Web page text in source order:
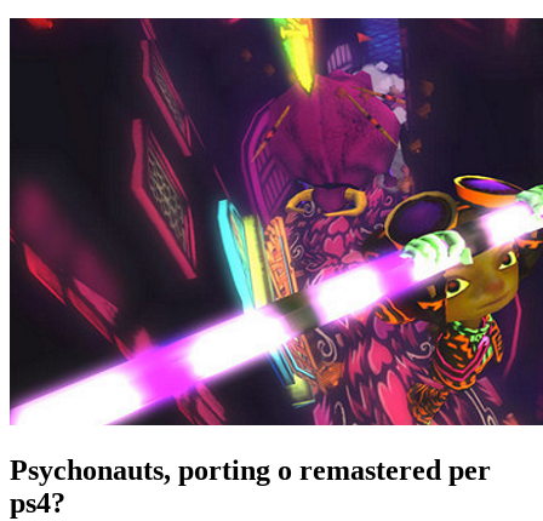
Psychonauts, porting o remastered per
ps4?